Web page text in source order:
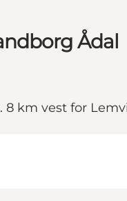
Ådal
8 km vest for